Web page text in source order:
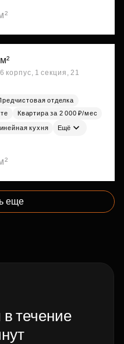
1 секция, 21
отделка
Квартира за 2 000 ₽/мес
кухня Ещё
еще
течение